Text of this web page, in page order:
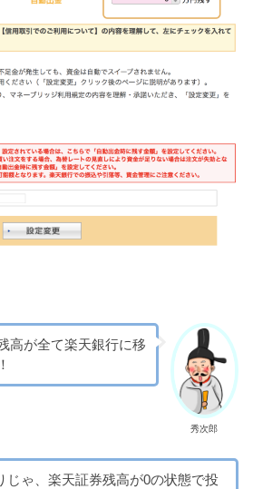
秀次郎
高が全て楽天銀行に移
じゃ、楽天証券残高が0の状態で投